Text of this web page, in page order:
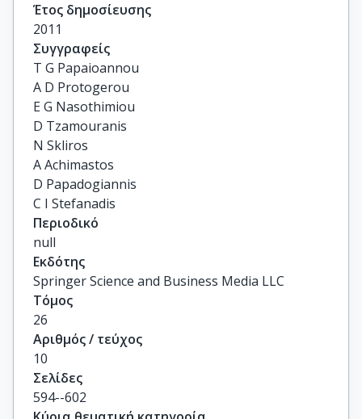
Έτος δημοσίευσης
2011
Συγγραφείς
T G Papaioannou
A D Protogerou
E G Nasothimiou
D Tzamouranis
N Skliros
A Achimastos
D Papadogiannis
C I Stefanadis
Περιοδικό
null
Εκδότης
Springer Science and Business Media LLC
Τόμος
26
Αριθμός / τεύχος
10
Σελίδες
594--602